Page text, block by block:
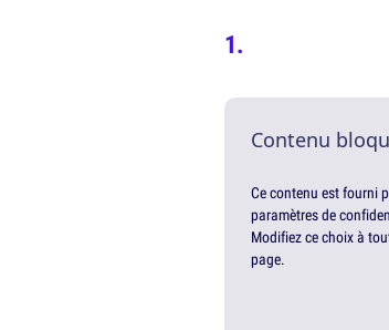
Contenu
Ce contenu est fourni
paramètres de
Modifiez ce choix à
page.